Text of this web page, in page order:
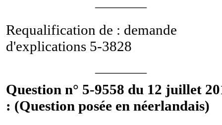
Requalification de : demande
d'explications 5-3828
Question n° 5-9558 du 12 juillet
: (Question posée en néerlandais)